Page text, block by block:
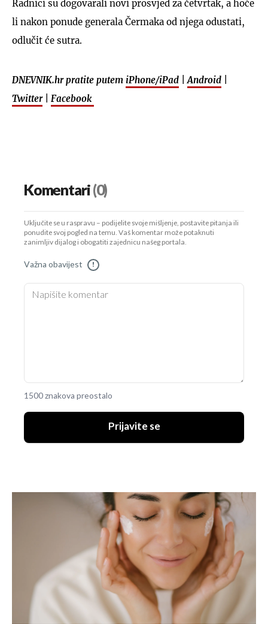
Radnici su dogovarali novi prosvjed za četvrtak, a hoće
li nakon ponude generala Čermaka od njega odustati,
odlučit će sutra.
DNEVNIK.hr pratite putem iPhone/iPad Android
Twitter| Facebook
Komentari(0)
Uključite se u raspravu – podijelite svoje mišljenje, postavite pitanja ili
ponudite svoj pogled na temu. Vaš komentar može potaknuti
zanimljiv dijalog i obogatiti zajednicu našeg portala.
Važna obavijest !
1500 znakova preostalo
Prijavite se